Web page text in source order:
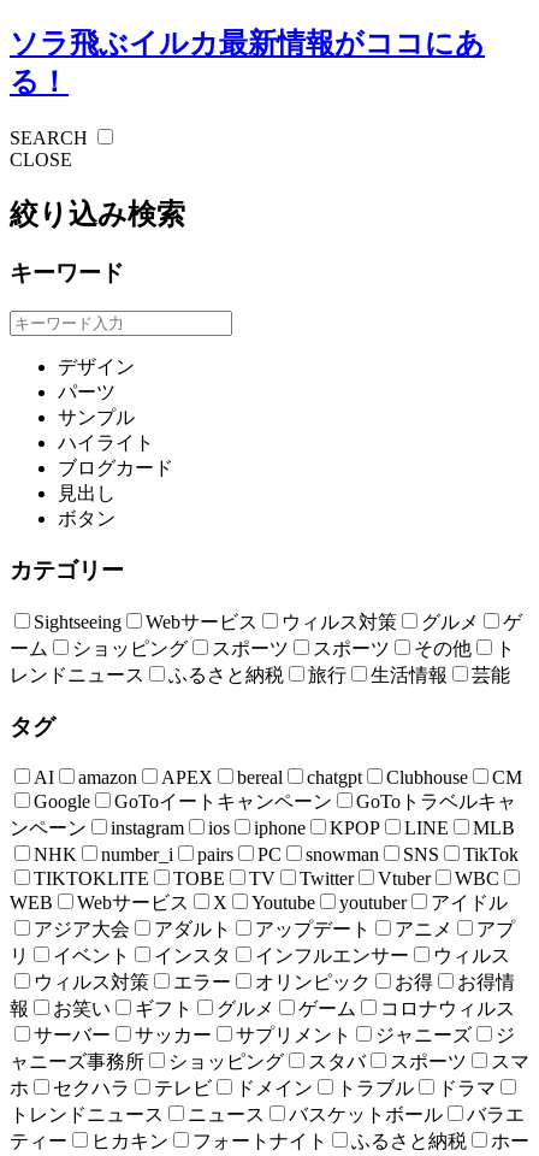
ソラ飛ぶイルカ最新情報がココにあ
る！
SEARCH
CLOSE
絞り込み検索
キーワード
デザイン
パーツ
サンプル
ハイライト
ブログカード
見出し
ボタン
カテゴリー
Sightseeing Webサービス ウィルス対策 グルメ
ゲ
ーム
ショッピング スポーツ スポーツ その他
ト
レンドニュース
ふるさと納税 旅行 生活情報 芸能
タグ
AI amazon APEX bereal chatgpt Clubhouse
CM
Google
GoToイートキャンペーン
GoToトラベルキャ
ンペーン
instagram ios iphone KPOP LINE
MLB
NHK
number_i pairs PC snowman SNS
TikTok
TIKTOKLITE
TOBE TV Twitter Vtuber
WBC
WEB
Webサービス X Youtube youtuber
アイドル
アジア大会
アダルト アップデート アニメ
アプ
リ
イベント インスタ インフルエンサー
ウィルス
ウィルス対策
エラー オリンピック お得
お得情
報
お笑い ギフト グルメ ゲーム
コロナウィルス
サーバー
サッカー サプリメント ジャニーズ
ジ
ャニーズ事務所
ショッピング スタバ スポーツ
スマ
ホ
セクハラ テレビ ドメイン トラブル
ドラマ
トレンドニュース
ニュース バスケットボール
バラエ
ティー
ヒカキン フォートナイト ふるさと納税
ホー